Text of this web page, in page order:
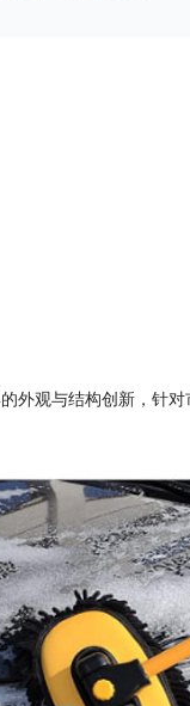
外观与结构创新，针